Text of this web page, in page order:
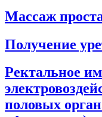
Массаж
Получение
Ректальное
половых